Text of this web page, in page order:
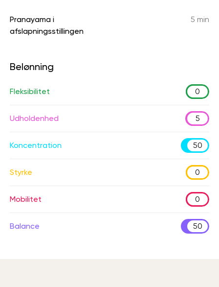
Pranayama i
afslapningsstillingen
5 min
Belønning
Fleksibilitet 0
Udholdenhed 5
Koncentration 50
Styrke 0
Mobilitet 0
Balance 50